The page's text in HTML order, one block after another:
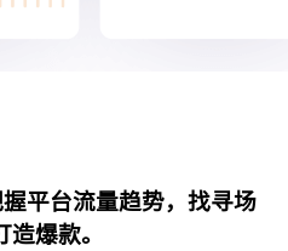
平台流量趋势，找寻场
爆款。